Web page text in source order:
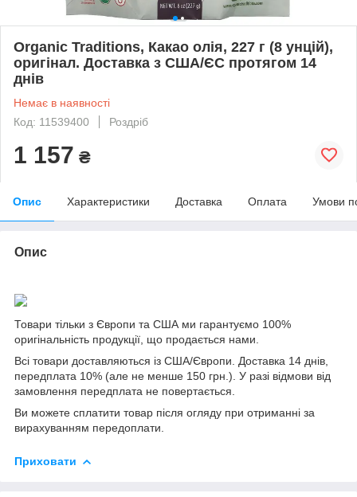
Organic Traditions, Какао олія, 227 г (8 унцій),
оригінал. Доставка з США/ЄС протягом 14
днів
Немає в наявності
Код: 11539400
Роздріб
1 157 ₴
Опис Характеристики Доставка Оплата Умови
Опис
Товари тільки з Європи та США ми гарантуємо 100%
оригінальність продукції, що продається нами.
Всі товари доставляються із США/Європи. Доставка 14 днів,
передплата 10% (але не менше 150 грн.). У разі відмови від
замовлення передплата не повертається.
Ви можете сплатити товар після огляду при отриманні за
вирахуванням передоплати.
Приховати